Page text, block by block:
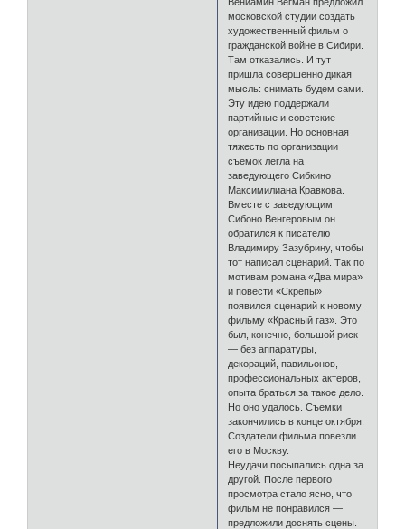
московской студии создать
художественный фильм о
гражданской войне в Сибири.
Там отказались. И тут
пришла совершенно дикая
мысль: снимать будем сами.
Эту идею поддержали
партийные и советские
организации. Но основная
тяжесть по организации
съемок легла на
заведующего Сибкино
Максимилиана Кравкова.
Вместе с заведующим
Сибоно Венгеровым он
обратился к писателю
Владимиру Зазубрину, чтобы
тот написал сценарий. Так по
мотивам романа «Два мира»
и повести «Скрепы»
появился сценарий к новому
фильму «Красный газ». Это
был, конечно, большой риск
— без аппаратуры,
декораций, павильонов,
профессиональных актеров,
опыта браться за такое дело.
Но оно удалось. Съемки
закончились в конце октября.
Создатели фильма повезли
его в Москву.
Неудачи посыпались одна за
другой. После первого
просмотра стало ясно, что
фильм не понравился —
предложили доснять сцены.